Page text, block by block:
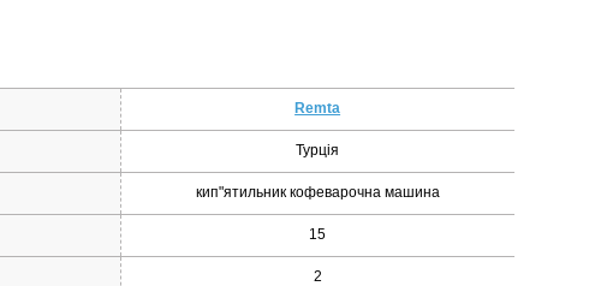
Remta
Турція
кип"ятильник кофеварочна машина
15
2